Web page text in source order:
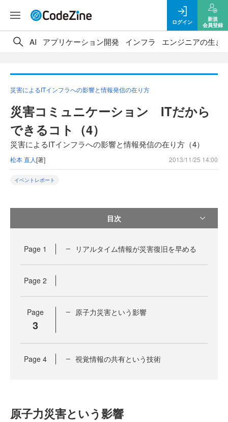
ログイン
新規
会員登録
AI アプリケーション開発 インフラ エンジニアの生き
災害によるITインフラへの影響と情報発信の在り方
災害コミュニケーション ITだから
できるコト（4）
災害によるITインフラへの影響と情報発信の在り方（4）
松本 直人[著] 2013/11/25 14:00
イベントレポート
目次
Page 1 リアルタイム情報が災害復旧を早める
Page 2
Page
3
原子力災害という影響
Page 4 視覚情報の共有という技術
原子力災害という影響